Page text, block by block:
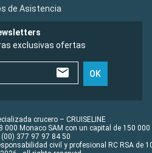
de Asistencia
exclusivas ofertas
OK
crucero – CRUISELINE
000 Monaco SAM con un capital de 150 000
377 97 97 84 50
civil y profesional RC RSA de